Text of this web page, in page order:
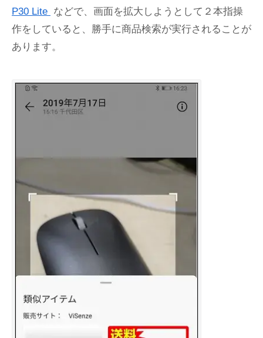
P30 Lite などで、画面を拡大しようとして２本指操
作をしていると、勝手に商品検索が実行されることが
あります。